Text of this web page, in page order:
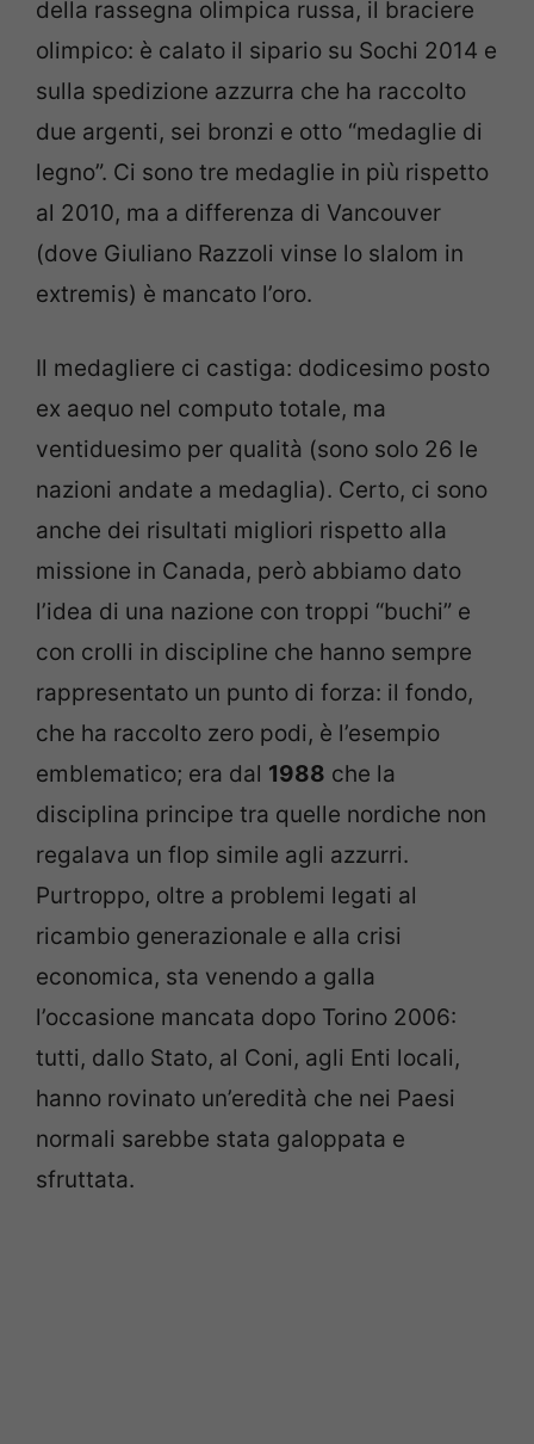
della rassegna olimpica russa, il braciere
olimpico: è calato il sipario su Sochi 2014 e
sulla spedizione azzurra che ha raccolto
due argenti, sei bronzi e otto “medaglie di
legno”. Ci sono tre medaglie in più rispetto
al 2010, ma a differenza di Vancouver
(dove Giuliano Razzoli vinse lo slalom in
extremis) è mancato l’oro.
Il medagliere ci castiga: dodicesimo posto
ex aequo nel computo totale, ma
ventiduesimo per qualità (sono solo 26 le
nazioni andate a medaglia). Certo, ci sono
anche dei risultati migliori rispetto alla
missione in Canada, però abbiamo dato
l’idea di una nazione con troppi “buchi” e
con crolli in discipline che hanno sempre
rappresentato un punto di forza: il fondo,
che ha raccolto zero podi, è l’esempio
emblematico; era dal 1988 che la
disciplina principe tra quelle nordiche non
regalava un flop simile agli azzurri.
Purtroppo, oltre a problemi legati al
ricambio generazionale e alla crisi
economica, sta venendo a galla
l’occasione mancata dopo Torino 2006:
tutti, dallo Stato, al Coni, agli Enti locali,
hanno rovinato un’eredità che nei Paesi
normali sarebbe stata galoppata e
sfruttata.